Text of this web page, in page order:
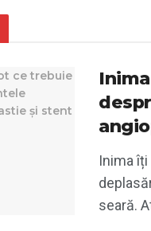
Inima
seară.